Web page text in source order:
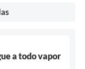
a todo vapor